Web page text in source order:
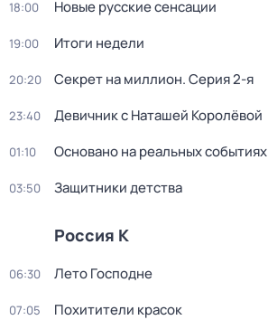
18:00 Новые русские сенсации
19:00 Итоги недели
20:20 Секрет на миллион. Серия 2-я
23:40 Девичник с Наташей Королёвой
01:10 Основано на реальных событиях
03:50 Защитники детства
Россия К
06:30 Лето Господне
07:05 Похитители красок